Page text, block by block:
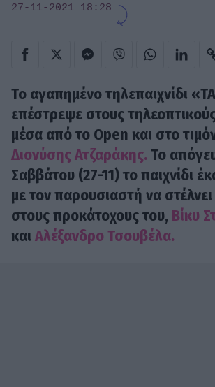
27-11-2021 18:28
Το αγαπημένο τηλεπαιχνίδι «
επέστρεψε στους
μέσα από το Open και στο
Διονύσης Ατζαράκης. Το
Σαββάτου (27-11) το παιχνίδι
με τον παρουσιαστή να
στους προκάτοχους του, Βίκυ
και Αλέξανδρο Τσουβέλα.